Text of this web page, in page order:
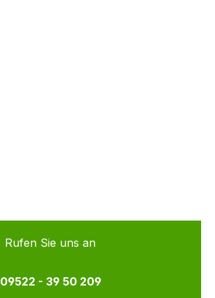
Rufen Sie uns an
09522 - 39 50 209